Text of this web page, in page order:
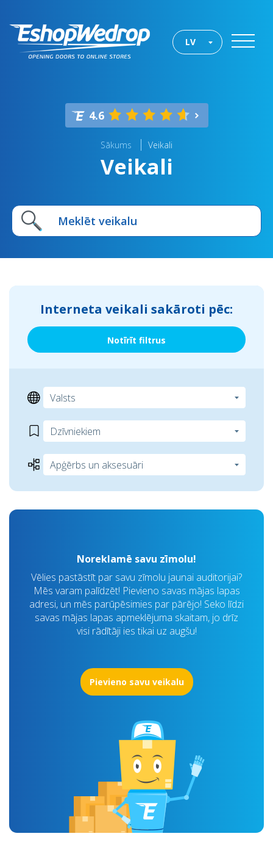
LV
4.6
Sākums Veikali
Veikali
Interneta veikali sakāroti pēc:
Notīrīt filtrus
Noreklamē savu zīmolu!
Vēlies pastāstīt par savu zīmolu jaunai auditorijai?
Mēs varam palīdzēt! Pievieno savas mājas lapas
adresi, un mēs parūpēsimies par pārējo! Seko līdzi
savas mājas lapas apmeklējuma skaitam, jo drīz
visi rādītāji ies tikai uz augšu!
Pievieno savu veikalu